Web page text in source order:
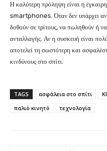
Η καλύτερη πρόληψη είναι η
smartphones. Όταν δεν υπάρχει
δοθούν σε τρίτους, να πωληθούν ή
ανταλλαγής. Αν η συσκευή είναι
αποτελεί τη σωστότερη και
κινδύνους στο σπίτι.
TAGS ασφάλεια στο σπίτι
παλιό κινητό
τεχνολογία